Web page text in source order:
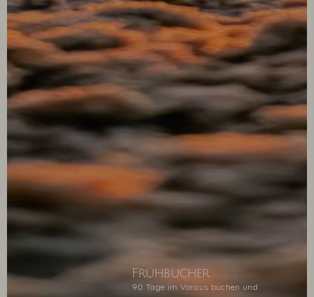
Frühbucher
90 Tage im Voraus buchen und